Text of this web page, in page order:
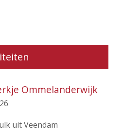
Ommelanderwijk
uit Veendam